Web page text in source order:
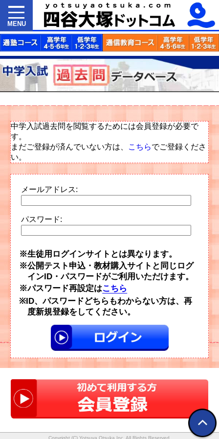
MENU
中学入試過去問を閲覧するためには会員登録が必要で
す。
まだご登録が済んでいない方は、 こちらでご登録くださ
い。
メールアドレス:
パスワード:
生徒用ログインサイトとは異なります。
公開テスト申込・教材購入サイトと同じログ
インID・パスワードがご利用いただけます。
パスワード再設定はこちら
ID、パスワードどちらもわからない方は、再
度新規登録をしてください。
Copyright (C) Yotsuya Otsuka Inc. All Rights Reserved.